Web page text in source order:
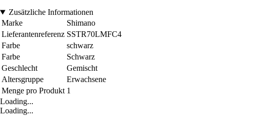
Zusätzliche Informationen
Marke
Shimano
Lieferantenreferenz SSTR70LMFC4
Farbe
schwarz
Farbe
Schwarz
Geschlecht
Gemischt
Altersgruppe
Erwachsene
Menge pro Produkt 1
Loading...
Loading...